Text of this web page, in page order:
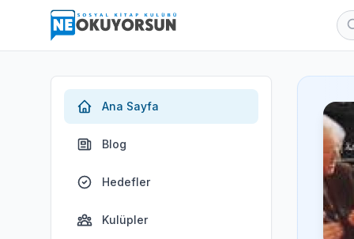
Ana Sayfa
Blog
Hedefler
Kulüpler